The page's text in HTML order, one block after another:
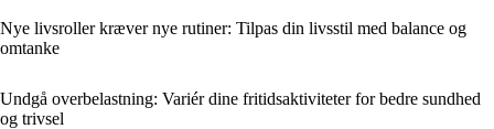
Nye livsroller kræver nye rutiner: Tilpas din livsstil med balance og
omtanke
Undgå overbelastning: Variér dine fritidsaktiviteter for bedre sundhed
og trivsel